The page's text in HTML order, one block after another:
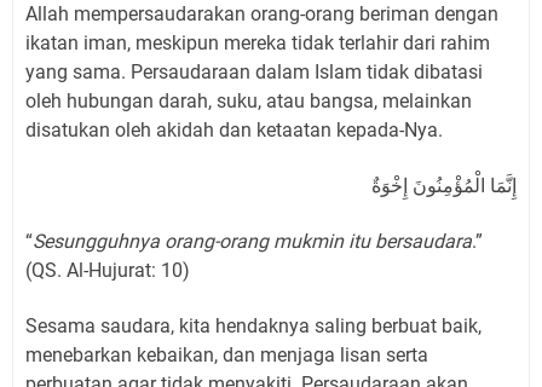
Allah mempersaudarakan orang-orang beriman dengan
ikatan iman, meskipun mereka tidak terlahir dari rahim
yang sama. Persaudaraan dalam Islam tidak dibatasi
oleh hubungan darah, suku, atau bangsa, melainkan
disatukan oleh akidah dan ketaatan kepada-Nya.
إِنَّمَا الْمُؤْمِنُونَ إِخْوَةٌ
“Sesungguhnya orang-orang mukmin itu bersaudara.”
(QS. Al-Hujurat: 10)
Sesama saudara, kita hendaknya saling berbuat baik,
menebarkan kebaikan, dan menjaga lisan serta